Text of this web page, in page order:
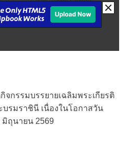
จกรรมบรรยายเฉลิมพระเกียรติ
บรมราชินี เนื่องในโอกาสวัน
ถุนายน 2569